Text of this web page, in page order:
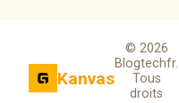
Kanvas
© 2026
Blogtechfr.
Tous
droits